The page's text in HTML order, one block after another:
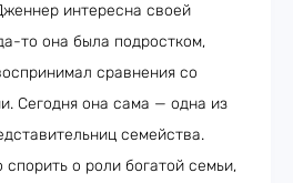
интересна своей
то она была подростком,
сравнения со
Сегодня она сама — одна из
семейства.
о роли богатой семьи,